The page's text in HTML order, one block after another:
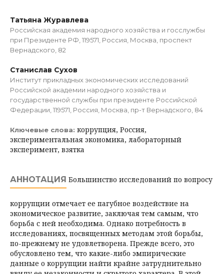
Татьяна Журавлева
Российская академия народного хозяйства и госслужбы
при Президенте РФ, 119571, Россия, Москва, проспект
Вернадского, 82
Станислав Сухов
Институт прикладных экономических исследований
Российской академии народного хозяйства и
государственной службы при президенте Российской
Федерации, 119571, Россия, Москва, пр-т Вернадского, 84
Ключевые слова: коррупция, Россия,
экспериментальная экономика, лабораторный
эксперимент, взятка
АННОТАЦИЯ Большинство исследований по вопросу
коррупции отмечает ее пагубное воздействие на
экономическое развитие, заключая тем самым, что
борьба с ней необходима. Однако потребность в
исследованиях, посвященных методам этой борьбы,
по-прежнему не удовлетворена. Прежде всего, это
обусловлено тем, что какие-либо эмпирические
данные о коррупции найти крайне затруднительно